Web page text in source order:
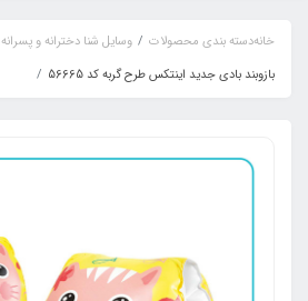
خانهدسته بندی محصولات وسایل شنا دخترانه و پسرانه
بازوبند بادی جدید اینتکس طرح گربه کد 56665